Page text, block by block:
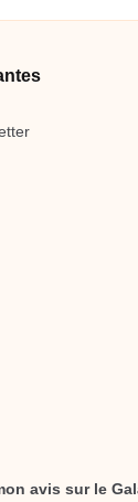
avis sur le